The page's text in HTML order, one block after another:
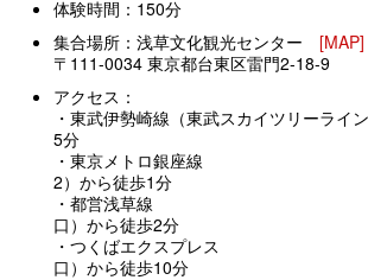
体験時間：150分
集合場所：浅草文化観光センター [MAP]
〒111-0034 東京都台東区雷門2-18-9
アクセス：
・東武伊勢崎線（東武スカイツリーライ
5分
・東京メトロ銀座線 浅
2）から徒歩1分
・都営浅草線 浅草
口）から徒歩2分
・つくばエクスプレス 浅
口）から徒歩10分